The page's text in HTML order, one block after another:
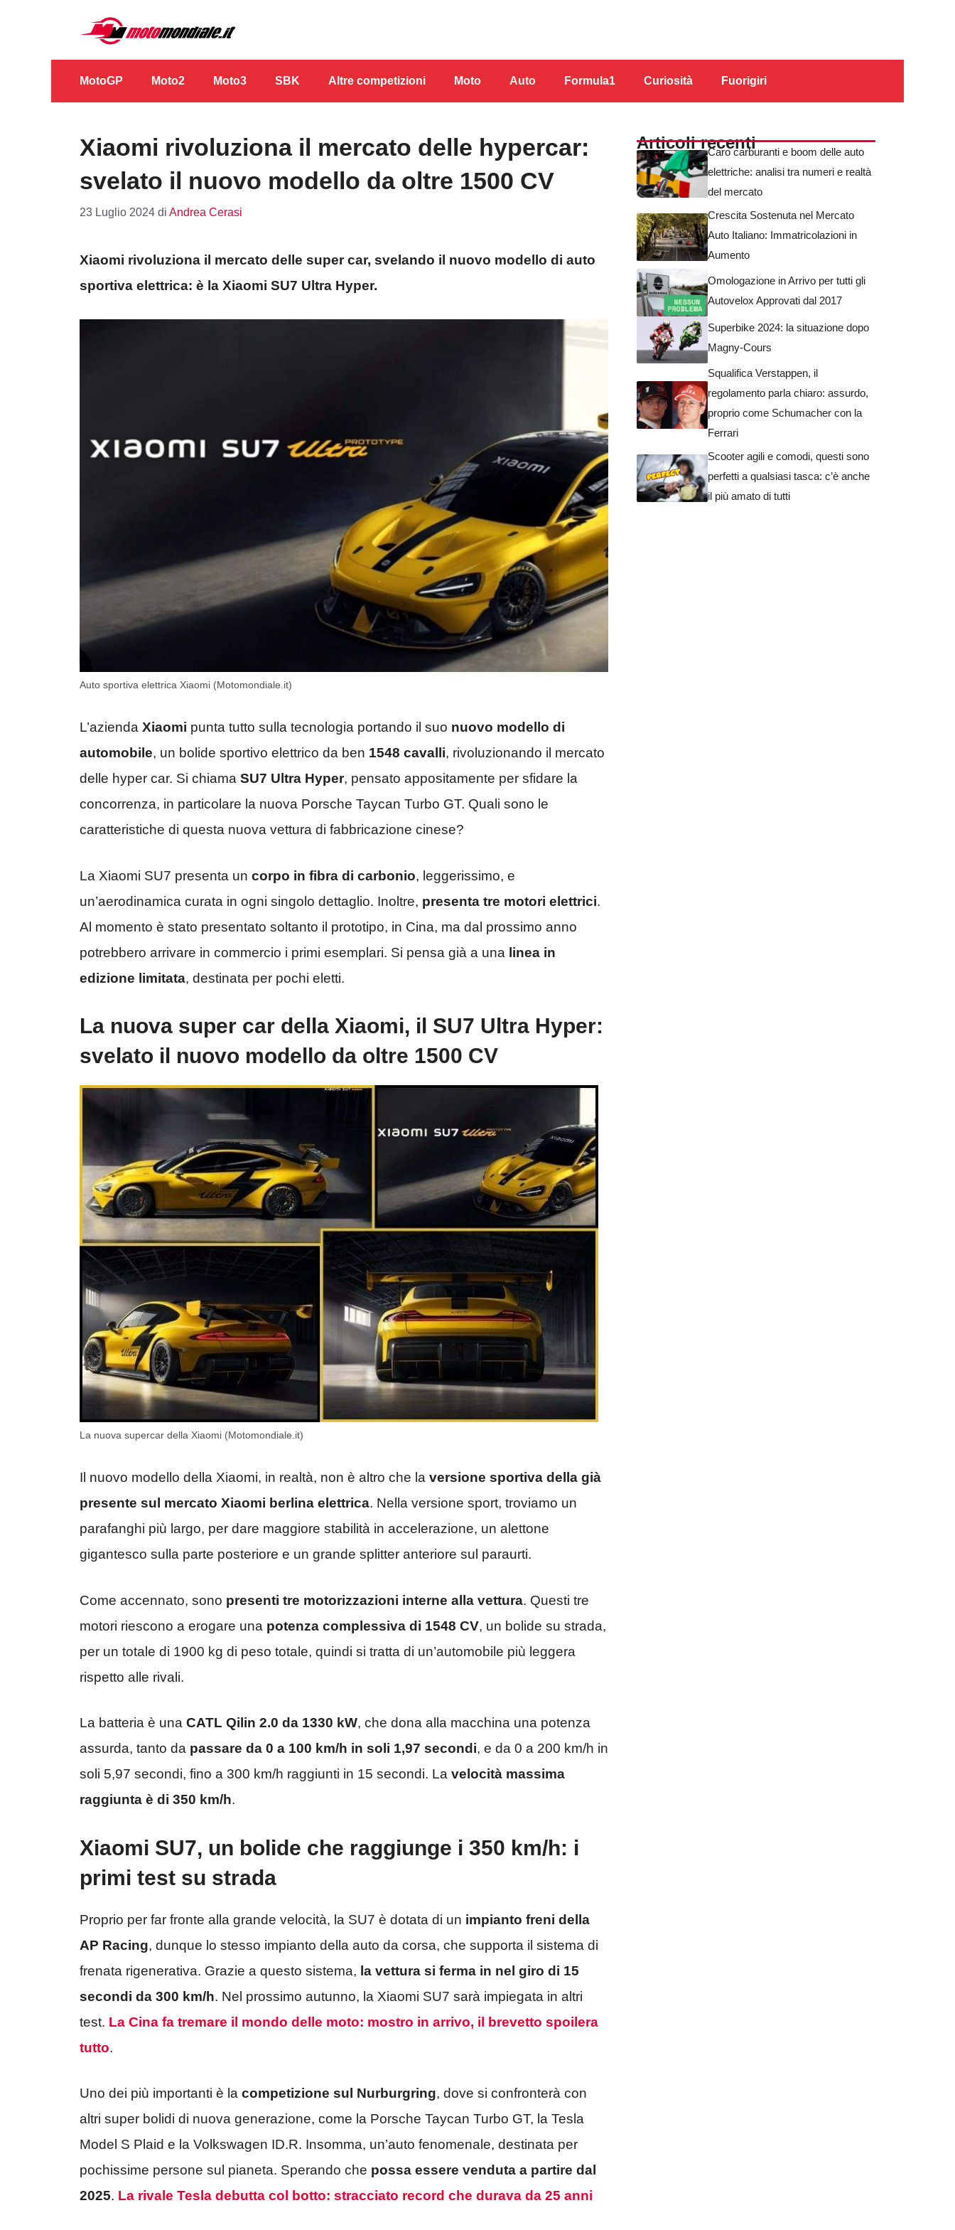
contenuto
MotoGP Moto2 Moto3 SBK Altre competizioni Moto Auto Formula1 Curiosità Fuorigiri
Xiaomi rivoluziona il mercato delle hypercar:
svelato il nuovo modello da oltre 1500 CV
23 Luglio 2024 di Andrea Cerasi
Xiaomi rivoluziona il mercato delle super car, svelando il nuovo modello di auto
sportiva elettrica: è la Xiaomi SU7 Ultra Hyper.
Auto sportiva elettrica Xiaomi (Motomondiale.it)
L’azienda Xiaomi punta tutto sulla tecnologia portando il suo nuovo modello di
automobile, un bolide sportivo elettrico da ben 1548 cavalli, rivoluzionando il mercato
delle hyper car. Si chiama SU7 Ultra Hyper, pensato appositamente per sfidare la
concorrenza, in particolare la nuova Porsche Taycan Turbo GT. Quali sono le
caratteristiche di questa nuova vettura di fabbricazione cinese?
La Xiaomi SU7 presenta un corpo in fibra di carbonio, leggerissimo, e
un’aerodinamica curata in ogni singolo dettaglio. Inoltre, presenta tre motori elettrici.
Al momento è stato presentato soltanto il prototipo, in Cina, ma dal prossimo anno
potrebbero arrivare in commercio i primi esemplari. Si pensa già a una linea in
edizione limitata, destinata per pochi eletti.
La nuova super car della Xiaomi, il SU7 Ultra Hyper:
svelato il nuovo modello da oltre 1500 CV
La nuova supercar della Xiaomi (Motomondiale.it)
Il nuovo modello della Xiaomi, in realtà, non è altro che la versione sportiva della già
presente sul mercato Xiaomi berlina elettrica. Nella versione sport, troviamo un
parafanghi più largo, per dare maggiore stabilità in accelerazione, un alettone
gigantesco sulla parte posteriore e un grande splitter anteriore sul paraurti.
Come accennato, sono presenti tre motorizzazioni interne alla vettura. Questi tre
motori riescono a erogare una potenza complessiva di 1548 CV, un bolide su strada,
per un totale di 1900 kg di peso totale, quindi si tratta di un’automobile più leggera
rispetto alle rivali.
La batteria è una CATL Qilin 2.0 da 1330 kW, che dona alla macchina una potenza
assurda, tanto da passare da 0 a 100 km/h in soli 1,97 secondi, e da 0 a 200 km/h in
soli 5,97 secondi, fino a 300 km/h raggiunti in 15 secondi. La velocità massima
raggiunta è di 350 km/h.
Xiaomi SU7, un bolide che raggiunge i 350 km/h: i
primi test su strada
Proprio per far fronte alla grande velocità, la SU7 è dotata di un impianto freni della
AP Racing, dunque lo stesso impianto della auto da corsa, che supporta il sistema di
frenata rigenerativa. Grazie a questo sistema, la vettura si ferma in nel giro di 15
secondi da 300 km/h. Nel prossimo autunno, la Xiaomi SU7 sarà impiegata in altri
test. La Cina fa tremare il mondo delle moto: mostro in arrivo, il brevetto spoilera
tutto.
Uno dei più importanti è la competizione sul Nurburgring, dove si confronterà con
altri super bolidi di nuova generazione, come la Porsche Taycan Turbo GT, la Tesla
Model S Plaid e la Volkswagen ID.R. Insomma, un’auto fenomenale, destinata per
pochissime persone sul pianeta. Sperando che possa essere venduta a partire dal
2025. La rivale Tesla debutta col botto: stracciato record che durava da 25 anni
Articoli recentiCaro carburanti e boom delle auto
elettriche: analisi tra numeri e realtà
del mercato
Crescita Sostenuta nel Mercato
Auto Italiano: Immatricolazioni in
Aumento
Omologazione in Arrivo per tutti gli
Autovelox Approvati dal 2017
Superbike 2024: la situazione dopo
Magny-Cours
Squalifica Verstappen, il
regolamento parla chiaro: assurdo,
proprio come Schumacher con la
Ferrari
Scooter agili e comodi, questi sono
perfetti a qualsiasi tasca: c’è anche
il più amato di tutti